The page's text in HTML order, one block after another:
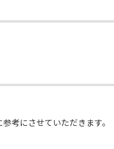
考にさせていただきます。